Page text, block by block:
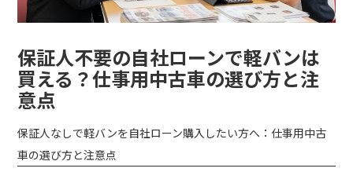
電話でのお問い合わせ
050-3145-9885
保証人不要の自社ローンで軽バンは
買える？仕事用中古車の選び方と注
意点
保証人なしで軽バンを自社ローン購入したい方へ：仕事用中古
車の選び方と注意点